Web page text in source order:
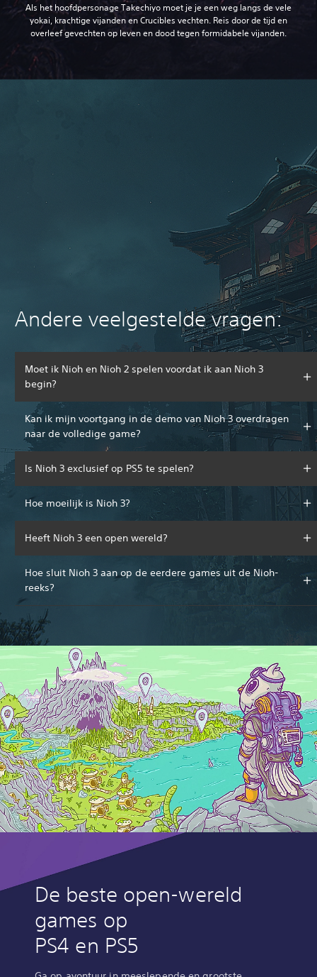
Als het hoofdpersonage Takechiyo moet je je een weg langs de vele
yokai, krachtige vijanden en Crucibles vechten. Reis door de tijd en
overleef gevechten op leven en dood tegen formidabele vijanden.
Andere veelgestelde vragen:
Moet ik Nioh en Nioh 2 spelen voordat ik aan Nioh 3
begin?
Kan ik mijn voortgang in de demo van Nioh 3 overdragen
naar de volledige game?
Is Nioh 3 exclusief op PS5 te spelen?
Hoe moeilijk is Nioh 3?
Heeft Nioh 3 een open wereld?
Hoe sluit Nioh 3 aan op de eerdere games uit de Nioh-
reeks?
De beste open-wereld
games op
PS4 en PS5